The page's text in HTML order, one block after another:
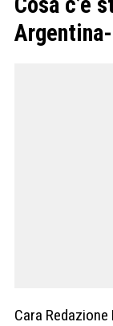
Cara